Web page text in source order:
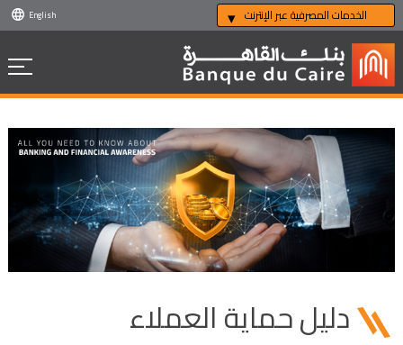
English الخدمات المصرفية عبر الإنترنت
دليل حماية العملاء